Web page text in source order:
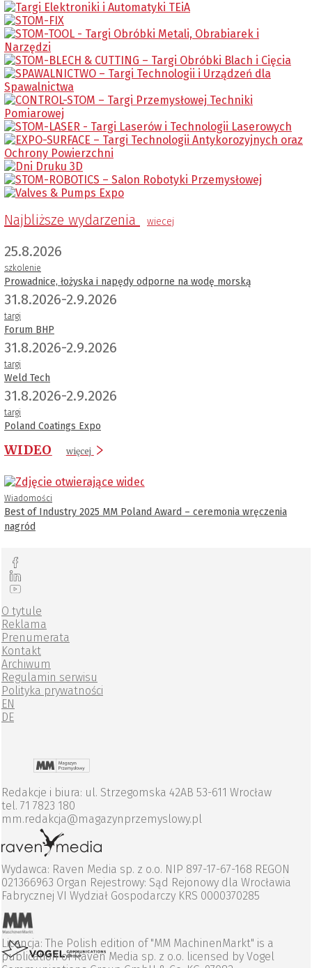
Najbliższe wydarzenia wiecej
25.8.2026
szkolenie
Prowadnice, łożyska i napędy odporne na wodę morską
31.8.2026-2.9.2026
targi
Forum BHP
31.8.2026-2.9.2026
targi
Weld Tech
31.8.2026-2.9.2026
targi
Poland Coatings Expo
WIDEO więcej
Wiadomości
Best of Industry 2025 MM Poland Award – ceremonia wręczenia
nagród
O tytule
Reklama
Prenumerata
Kontakt
Archiwum
Regulamin serwisu
Polityka prywatności
EN
DE
Redakcje i biura: ul. Strzegomska 42AB 53-611 Wrocław
tel. 71 7823 180
mm.redakcja@magazynprzemyslowy.pl
Wydawca: Raven Media sp. z o.o. NIP 897-17-67-168 REGON
021366963 Organ Rejestrowy: Sąd Rejonowy dla Wrocławia
Fabrycznej VI Wydział Gospodarczy KRS 0000370285
Licencja: The Polish edition of "MM MachinenMarkt" is a
publication of Raven Media sp. z o.o. licensed by Vogel